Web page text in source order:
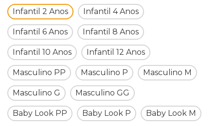
Infantil 2 Anos Infantil 4 Anos
Infantil 6 Anos Infantil 8 Anos
Infantil 10 Anos Infantil 12 Anos
Masculino PP Masculino P Masculino M
Masculino G Masculino GG
Baby Look PP Baby Look P Baby Look M